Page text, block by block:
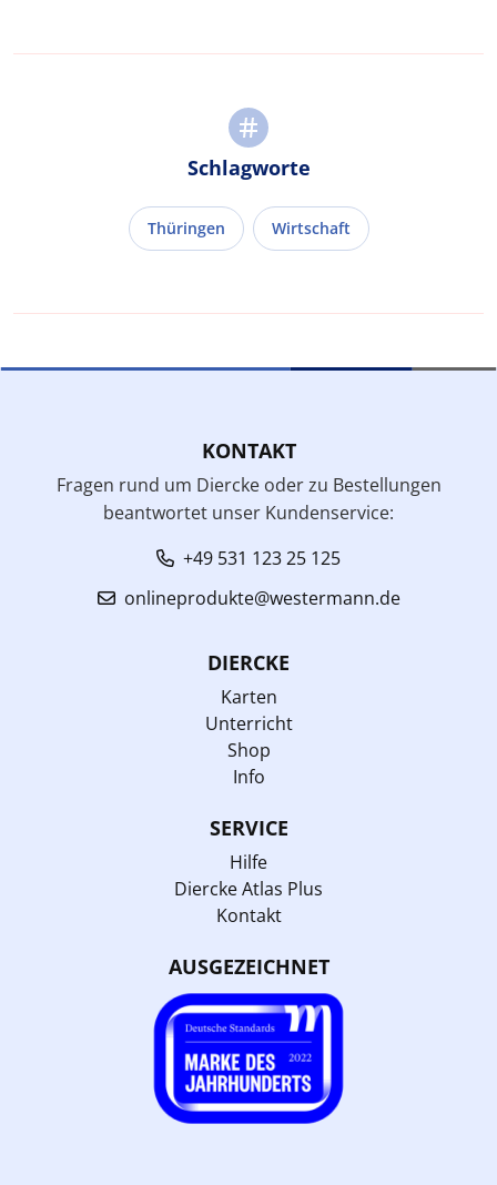
Schlagworte
Thüringen Wirtschaft
KONTAKT
Fragen rund um Diercke oder zu Bestellungen
beantwortet unser Kundenservice:
+49 531 123 25 125
onlineprodukte@westermann.de
DIERCKE
Karten
Unterricht
Shop
Info
SERVICE
Hilfe
Diercke Atlas Plus
Kontakt
AUSGEZEICHNET